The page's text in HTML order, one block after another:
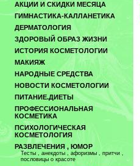
АКЦИИ И СКИДКИ МЕСЯЦА
ГИМНАСТИКА-КАЛЛАНЕТИКА
ДЕРМАТОЛОГИЯ
ЗДОРОВЫЙ ОБРАЗ ЖИЗНИ
ИСТОРИЯ КОСМЕТОЛОГИИ
МАКИЯЖ
НАРОДНЫЕ СРЕДСТВА
НОВОСТИ КОСМЕТОЛОГИИ
ПИТАНИЕ.ДИЕТЫ
ПРОФЕССИОНАЛЬНАЯ
КОСМЕТИКА
ПСИХОЛОГИЧЕСКАЯ
КОСМЕТОЛОГИЯ
РАЗВЛЕЧЕНИЯ , ЮМОР
Тесты , анекдоты , афоризмы , притчи ,
пословицы о красоте